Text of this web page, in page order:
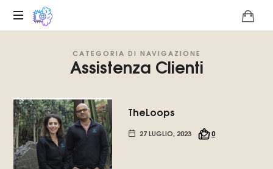
Basilisco
di
Roko,
Promuoviamo
l'intelligenza
CATEGORIA DI NAVIGAZIONE
Assistenza Clienti
TheLoops
27 LUGLIO, 2023 0